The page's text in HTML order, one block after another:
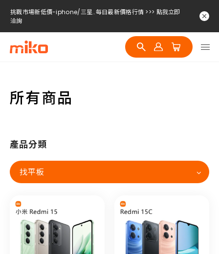
挑戰市場新低價-iphone/三星..每日最新價格行情 >>> 點我立即
洽詢
挑戰市場新低價-iphone/三星..每日最新價格行情 >>> 點我立即
洽詢
挑戰市場新低價-iphone/三星..每日最新價格行情 >>> 點我立即
所有商品
產品分類
找平板